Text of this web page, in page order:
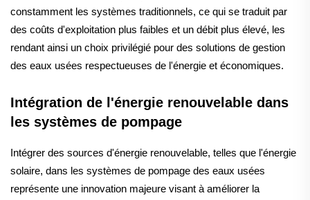
constamment les systèmes traditionnels, ce qui se traduit par
des coûts d'exploitation plus faibles et un débit plus élevé, les
rendant ainsi un choix privilégié pour des solutions de gestion
des eaux usées respectueuses de l'énergie et économiques.
Intégration de l'énergie renouvelable dans
les systèmes de pompage
Intégrer des sources d'énergie renouvelable, telles que l'énergie
solaire, dans les systèmes de pompage des eaux usées
représente une innovation majeure visant à améliorer la